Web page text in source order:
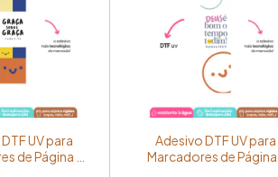
UV para
de Página -
Adesivo DTF UV para
Marcadores de Página -